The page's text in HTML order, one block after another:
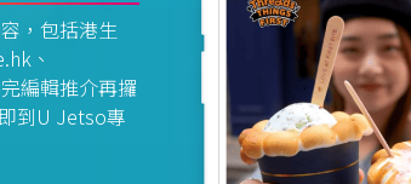
，包括港生
、
編輯推介再攞
到U Jetso專